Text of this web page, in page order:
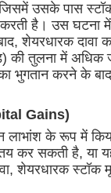
उसके पास स्टॉक
है। उस घटना
शेयरधारक दावा
तुलना में अधिक
करने के बाद
Gains)
लाभांश के रूप में
तय कर सकती है,
शेयरधारक स्टॉक